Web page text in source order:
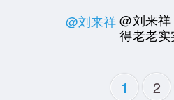
@刘来祥 @刘来
得老老
1 2